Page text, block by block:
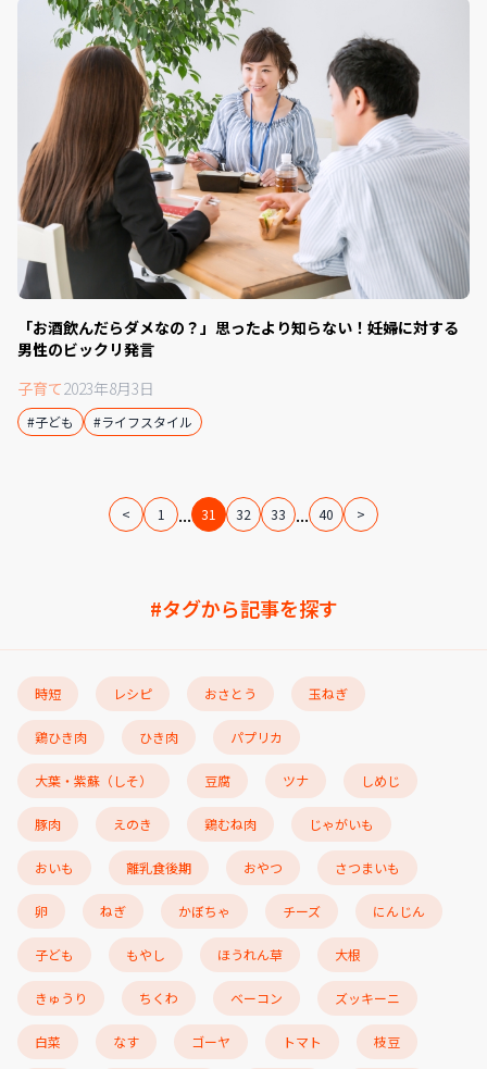
「お酒飲んだらダメなの？」思ったより知らない！妊婦に対する
男性のビックリ発言
子育て2023年8月3日
#子ども #ライフスタイル
< 1 ... 31 32 33 ... 40 >
#タグから記事を探す
時短 レシピ おさとう 玉ねぎ
鶏ひき肉 ひき肉 パプリカ
大葉・紫蘇（しそ） 豆腐 ツナ しめじ
豚肉 えのき 鶏むね肉 じゃがいも
おいも 離乳食後期 おやつ さつまいも
卵 ねぎ かぼちゃ チーズ にんじん
子ども もやし ほうれん草 大根
きゅうり ちくわ ベーコン ズッキーニ
白菜 なす ゴーヤ トマト 枝豆